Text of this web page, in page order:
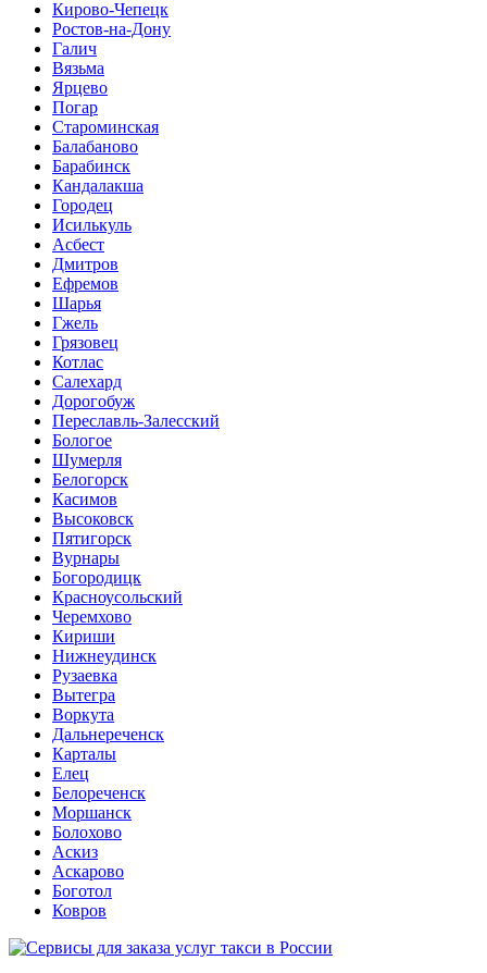
Кирово-Чепецк
Ростов-на-Дону
Галич
Вязьма
Ярцево
Погар
Староминская
Балабаново
Барабинск
Кандалакша
Городец
Исилькуль
Асбест
Дмитров
Ефремов
Шарья
Гжель
Грязовец
Котлас
Салехард
Дорогобуж
Переславль-Залесский
Бологое
Шумерля
Белогорск
Касимов
Высоковск
Пятигорск
Вурнары
Богородицк
Красноусольский
Черемхово
Кириши
Нижнеудинск
Рузаевка
Вытегра
Воркута
Дальнереченск
Карталы
Елец
Белореченск
Моршанск
Болохово
Аскиз
Аскарово
Боготол
Ковров